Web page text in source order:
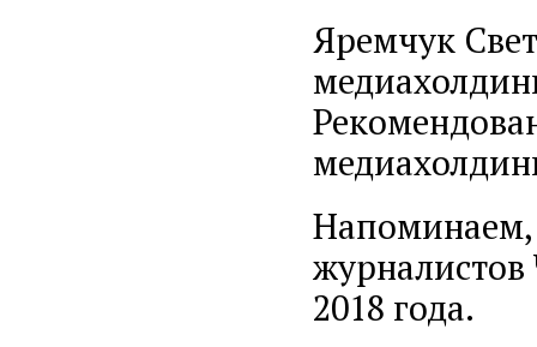
Яремчук
Напоминаем,
журналистов
2018 года.